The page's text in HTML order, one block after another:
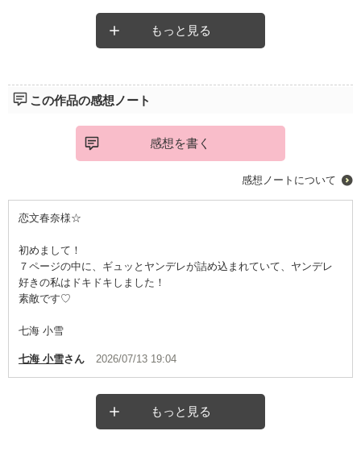
もっと見る
この作品の感想ノート
感想を書く
感想ノートについて
恋文春奈様☆
初めまして！
７ページの中に、ギュッとヤンデレが詰め込まれていて、ヤンデレ
好きの私はドキドキしました！
素敵です♡
七海 小雪
七海 小雪さん 2026/07/13 19:04
もっと見る